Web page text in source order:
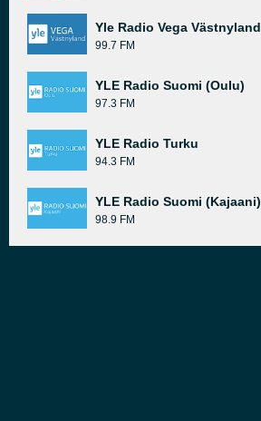
Yle Radio Vega Västnyland
99.7 FM
YLE Radio Suomi (Oulu)
97.3 FM
YLE Radio Turku
94.3 FM
YLE Radio Suomi (Kajaani)
98.9 FM